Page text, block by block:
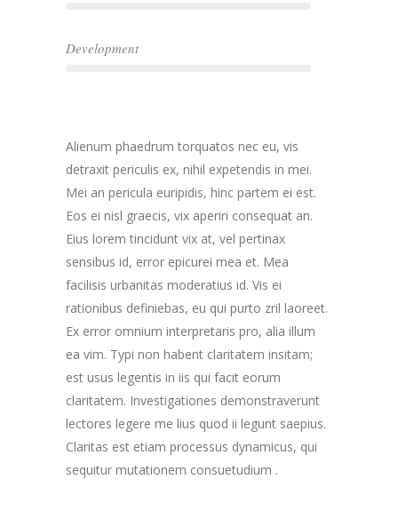
Development
Alienum phaedrum torquatos nec eu, vis
detraxit periculis ex, nihil expetendis in mei.
Mei an pericula euripidis, hinc partem ei est.
Eos ei nisl graecis, vix aperiri consequat an.
Eius lorem tincidunt vix at, vel pertinax
sensibus id, error epicurei mea et. Mea
facilisis urbanitas moderatius id. Vis ei
rationibus definiebas, eu qui purto zril laoreet.
Ex error omnium interpretaris pro, alia illum
ea vim. Typi non habent claritatem insitam;
est usus legentis in iis qui facit eorum
claritatem. Investigationes demonstraverunt
lectores legere me lius quod ii legunt saepius.
Claritas est etiam processus dynamicus, qui
sequitur mutationem consuetudium .